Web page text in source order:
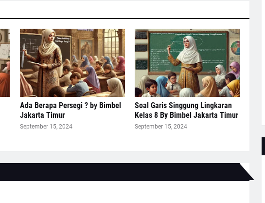
Ada Berapa Persegi ? by Bimbel
Jakarta Timur
September 15, 2024
Soal Garis Singgung Lingkaran
Kelas 8 By Bimbel Jakarta Timur
September 15, 2024